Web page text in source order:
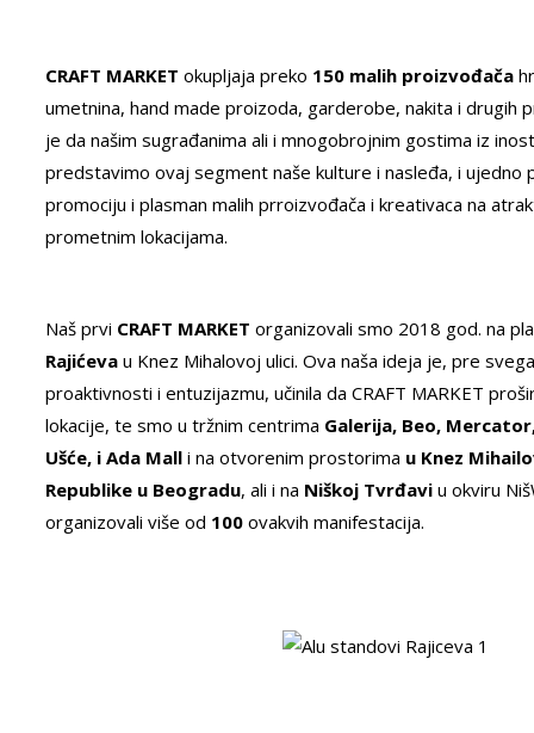
CRAFT MARKET okupljaja preko 150 malih proizvođača
umetnina, hand made proizoda, garderobe, nakita i drugih
je da našim sugrađanima ali i mnogobrojnim gostima iz
predstavimo ovaj segment naše kulture i nasleđa, i ujedno
promociju i plasman malih prroizvođača i kreativaca na
prometnim lokacijama.
Naš prvi CRAFT MARKET organizovali smo 2018 god. na
Rajićeva u Knez Mihalovoj ulici. Ova naša ideja je, pre
proaktivnosti i entuzijazmu, učinila da CRAFT MARKET
lokacije, te smo u tržnim centrima Galerija, Beo,
Ušće, i Ada Mall i na otvorenim prostorima u Knez
Republike u Beogradu, ali i na Niškoj Tvrđavi u okviru
organizovali više od 100 ovakvih manifestacija.